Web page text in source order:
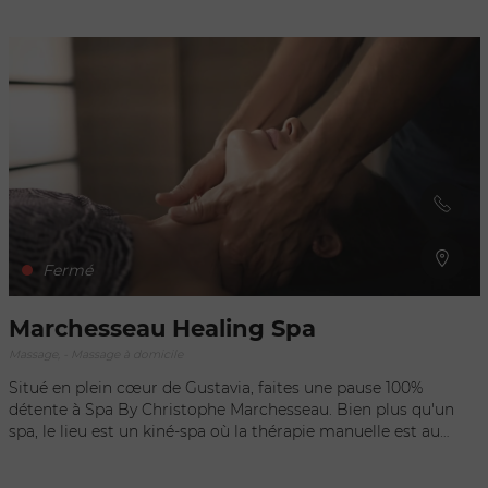
un soin complet beauté des pieds et des mains comprenant
soin des cuticules, gommage, râpe, nettoyage, massage ré-
hydratant & pose de vernis simple (possibilité également
d’onglerie à la demande) ou encore des soins du visage.
Grâce à son expérience en tant de Spa Praticienne dans
différents instituts de luxe, elle a été formée à diverses
techniques de marques qu’elle complète d’un savoir-faire
acquis durant son mini-tour du monde (Thaïlande, Nouvelle
Zélande, Australie, Nouvelle Calédonie, etc). Avec ses
retirer toutes vos tensions en douceur.
Fermé
Marchesseau Healing Spa
Massage, - Massage à domicile
Situé en plein cœur de Gustavia, faites une pause 100%
détente à Spa By Christophe Marchesseau. Bien plus qu'un
spa, le lieu est un kiné-spa où la thérapie manuelle est au